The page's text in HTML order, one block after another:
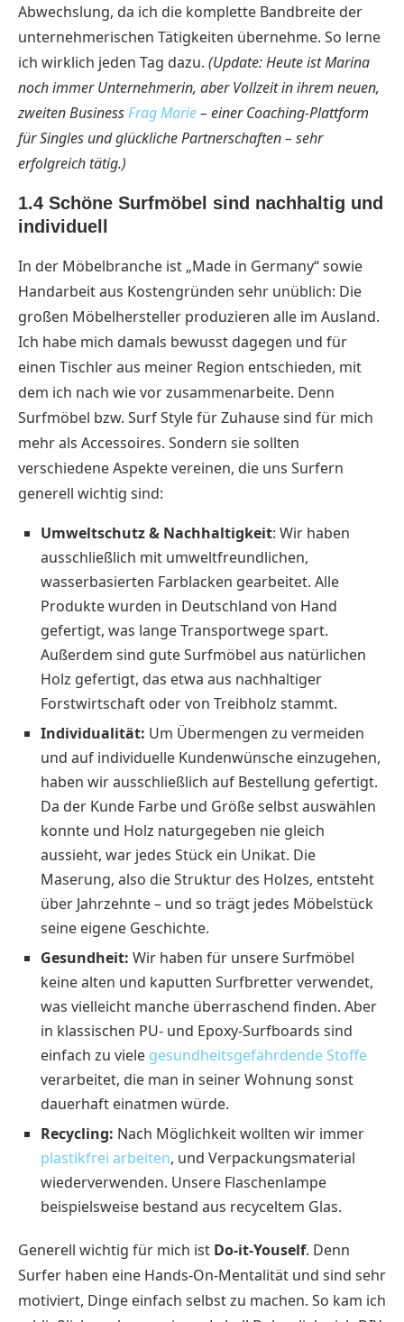
Abwechslung, da ich die komplette Bandbreite der
unternehmerischen Tätigkeiten übernehme. So lerne
ich wirklich jeden Tag dazu. (Update: Heute ist Marina
noch immer Unternehmerin, aber Vollzeit in ihrem neuen,
zweiten BusinessFrag Marie– einer Coaching-Plattform
für Singles und glückliche Partnerschaften – sehr
erfolgreich tätig.)
1.4 Schöne Surfmöbel sind nachhaltig und
individuell
In der Möbelbranche ist „Made in Germany“ sowie
Handarbeit aus Kostengründen sehr unüblich: Die
großen Möbelhersteller produzieren alle im Ausland.
Ich habe mich damals bewusst dagegen und für
einen Tischler aus meiner Region entschieden, mit
dem ich nach wie vor zusammenarbeite. Denn
Surfmöbel bzw. Surf Style für Zuhause sind für mich
mehr als Accessoires. Sondern sie sollten
verschiedene Aspekte vereinen, die uns Surfern
generell wichtig sind:
Umweltschutz & Nachhaltigkeit: Wir haben
ausschließlich mit umweltfreundlichen,
wasserbasierten Farblacken gearbeitet. Alle
Produkte wurden in Deutschland von Hand
gefertigt, was lange Transportwege spart.
Außerdem sind gute Surfmöbel aus natürlichen
Holz gefertigt, das etwa aus nachhaltiger
Forstwirtschaft oder von Treibholz stammt.
Individualität: Um Übermengen zu vermeiden
und auf individuelle Kundenwünsche einzugehen,
haben wir ausschließlich auf Bestellung gefertigt.
Da der Kunde Farbe und Größe selbst auswählen
konnte und Holz naturgegeben nie gleich
aussieht, war jedes Stück ein Unikat. Die
Maserung, also die Struktur des Holzes, entsteht
über Jahrzehnte – und so trägt jedes Möbelstück
seine eigene Geschichte.
Gesundheit: Wir haben für unsere Surfmöbel
keine alten und kaputten Surfbretter verwendet,
was vielleicht manche überraschend finden. Aber
in klassischen PU- und Epoxy-Surfboards sind
einfach zu viele gesundheitsgefährdende Stoffe
verarbeitet, die man in seiner Wohnung sonst
dauerhaft einatmen würde.
Recycling: Nach Möglichkeit wollten wir immer
plastikfrei arbeiten, und Verpackungsmaterial
wiederverwenden. Unsere Flaschenlampe
beispielsweise bestand aus recyceltem Glas.
Generell wichtig für mich ist Do-it-Youself. Denn
Surfer haben eine Hands-On-Mentalität und sind sehr
motiviert, Dinge einfach selbst zu machen. So kam ich